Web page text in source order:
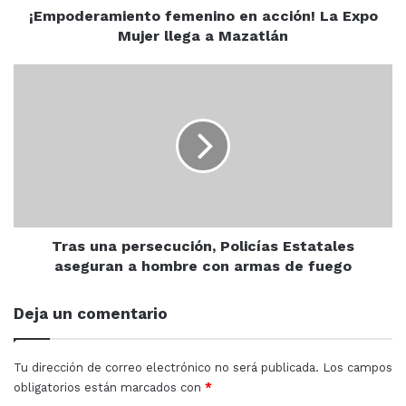
Jaime Othoniel Barron Valdez, titular de la corporación
debida documentación, para que en caso de llegar a
algún punto de observación puedan continuar
cantidad de dinero los denuncie ante el departamento
Mazatlán
¡Empoderamiento femenino en acción! La Expo
Mujer llega a Mazatlán
con
Tras una persecución, Policías Estatales
aseguran a hombre con armas de fuego
Deja un comentario
Tu dirección de correo electrónico no será publicada. Los campos
obligatorios están marcados con *